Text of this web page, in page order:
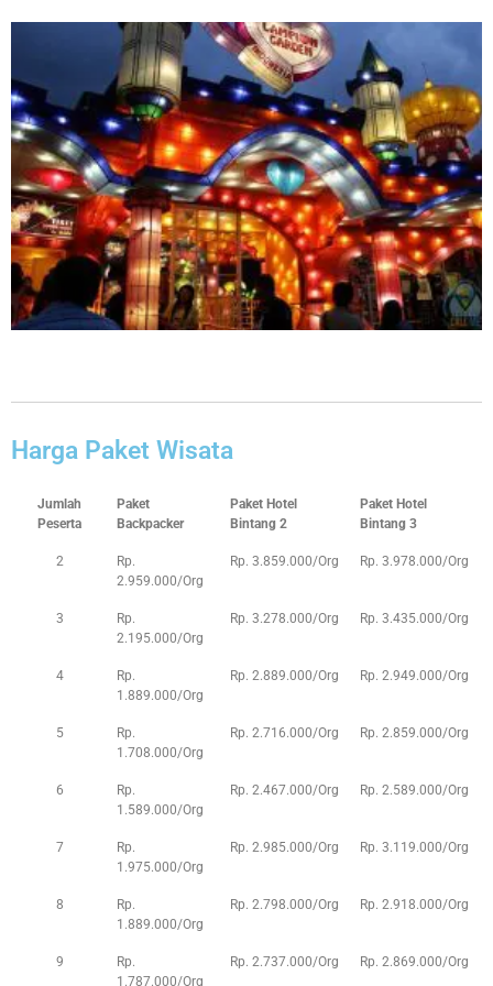
Harga Paket Wisata
Jumlah
Peserta
Paket
Backpacker
Paket Hotel
Bintang 2
Paket Hotel
Bintang 3
2
Rp.
2.959.000/Org
Rp. 3.859.000/Org Rp. 3.978.000/Org
3
Rp.
2.195.000/Org
Rp. 3.278.000/Org Rp. 3.435.000/Org
4
Rp.
1.889.000/Org
Rp. 2.889.000/Org Rp. 2.949.000/Org
5
Rp.
1.708.000/Org
Rp. 2.716.000/Org Rp. 2.859.000/Org
6
Rp.
1.589.000/Org
Rp. 2.467.000/Org Rp. 2.589.000/Org
7
Rp.
1.975.000/Org
Rp. 2.985.000/Org Rp. 3.119.000/Org
8
Rp.
1.889.000/Org
Rp. 2.798.000/Org Rp. 2.918.000/Org
9
Rp.
1.787.000/Org
Rp. 2.737.000/Org Rp. 2.869.000/Org